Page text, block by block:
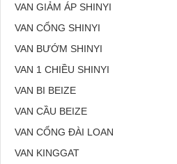
VAN GIẢM ÁP SHINYI
VAN CỔNG SHINYI
VAN BƯỚM SHINYI
VAN 1 CHIỀU SHINYI
VAN BI BEIZE
VAN CẦU BEIZE
VAN CỔNG ĐÀI LOAN
VAN KINGGAT